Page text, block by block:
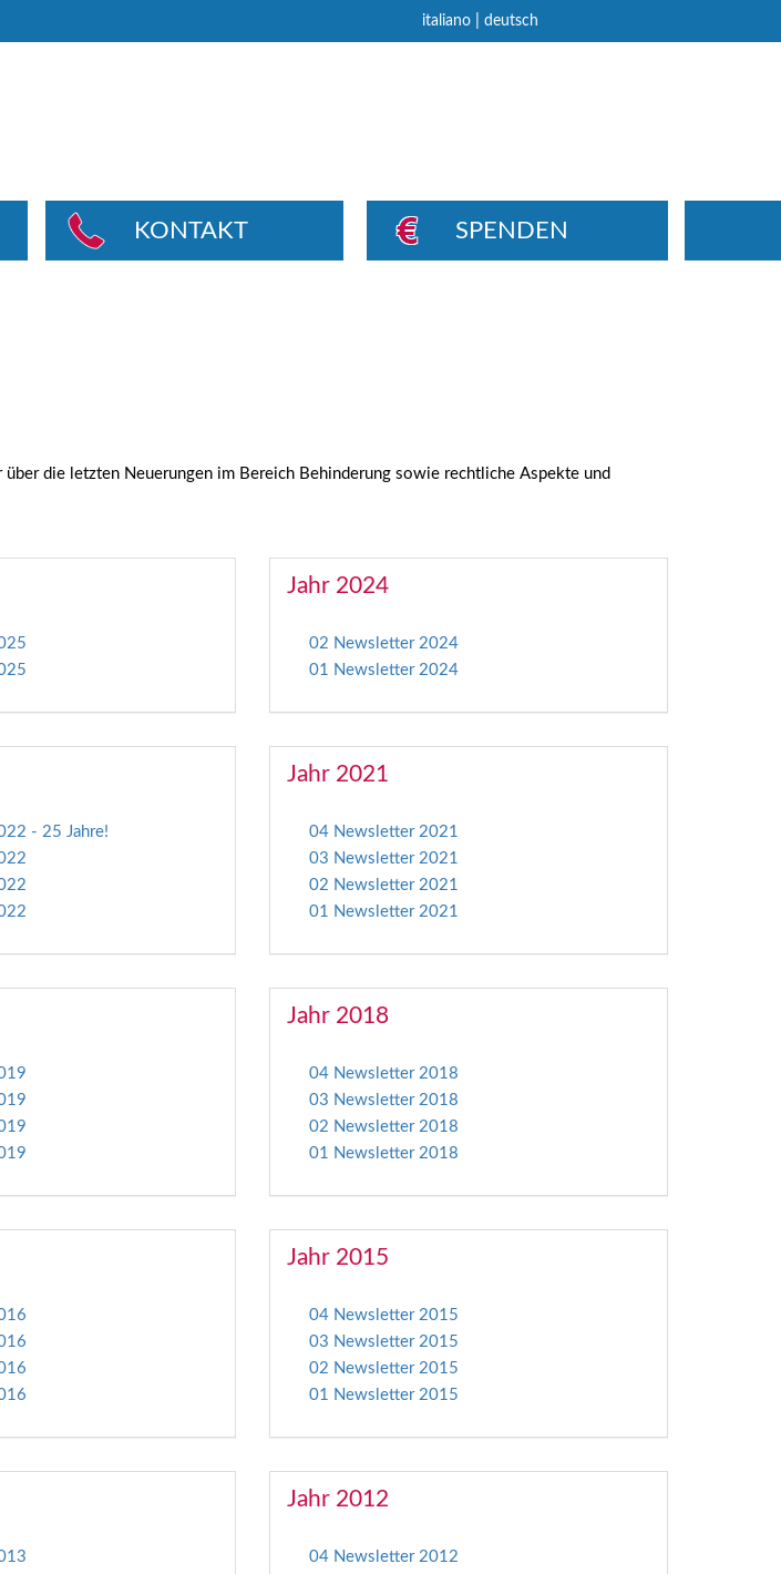
italiano| deutsch
KONTAKT SPENDEN
die letzten Neuerungen im Bereich Behinderung sowie rechtliche Aspekte und
Jahr 2024
02 Newsletter 2024
01 Newsletter 2024
- 25 Jahre!
Jahr 2021
04 Newsletter 2021
03 Newsletter 2021
02 Newsletter 2021
01 Newsletter 2021
Jahr 2018
04 Newsletter 2018
03 Newsletter 2018
02 Newsletter 2018
01 Newsletter 2018
Jahr 2015
04 Newsletter 2015
03 Newsletter 2015
02 Newsletter 2015
01 Newsletter 2015
Jahr 2012
04 Newsletter 2012